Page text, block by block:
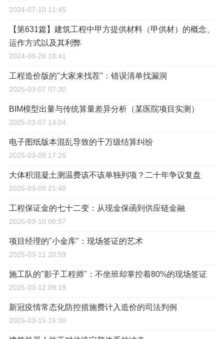
“施工人员绩效考核怎么做？” 的相关文章
质量
2024-07-10 11:45
【第631篇】建筑工程中甲方提供材料（甲供材）的概念、
运作方式以及其利弊
2024-08-28 10:41
工程造价版的"大家来找茬"：错误清单找漏洞
2025-03-07 07:30
BIM模型出量与传统算量差异分析（某医院项目实测）
电子图纸版本混乱导致的千万级结算纠纷
2025-03-09 17:26
大体积混凝土测温费该不该单独列项？二十年争议复盘
工程保证金的七十二变：从现金保函到供应链金融
2025-03-10 06:57
项目经理的"小金库"：现场签证的艺术
2025-03-11 20:59